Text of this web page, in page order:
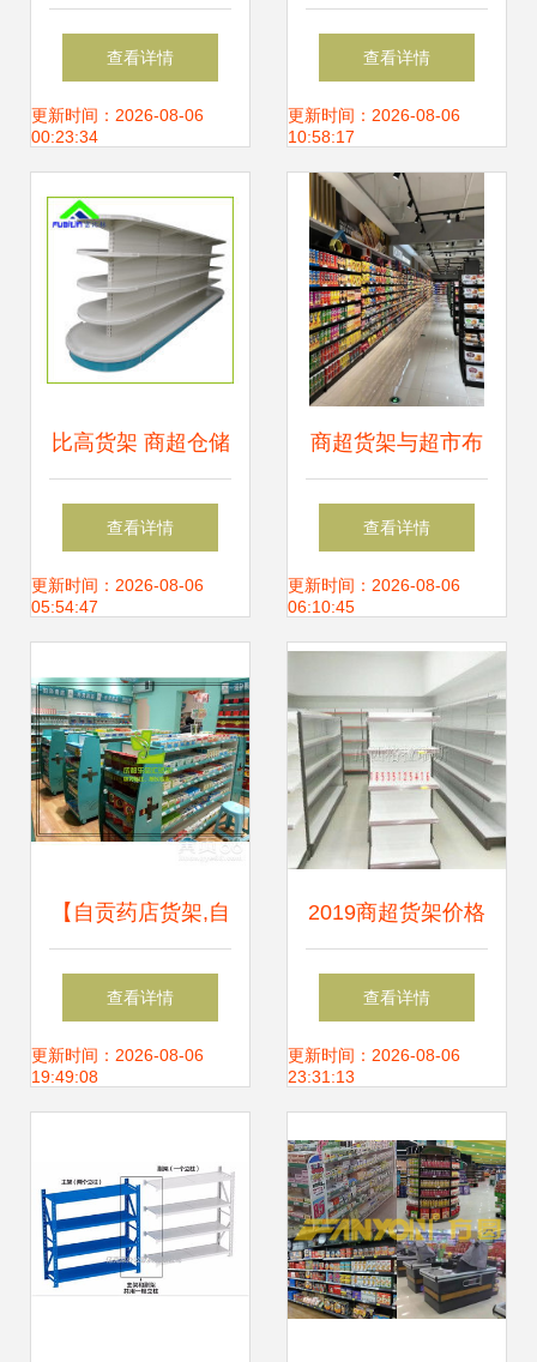
格与最新报价分析
机械网第7页深度
查看详情
更新时间：2026-08-06
00:23:34
查看详情
更新时间：2026-08-06
10:58:17
比高货架 商超仓储
主力，空间与效率
的双重提升
查看详情
更新时间：2026-08-06
05:54:47
商超货架与超市布
局设计 如何打造高
效陈列空间
查看详情
更新时间：2026-08-06
06:10:45
【自贡药店货架,自
贡药房展柜,自贡中
药柜定制】-
查看详情
更新时间：2026-08-06
19:49:08
2019商超货架价格
报价指南 批发市场
深度解析与选购建
查看详情
更新时间：2026-08-06
23:31:13